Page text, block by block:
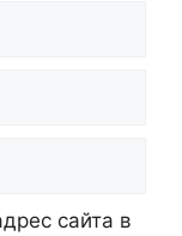
сайта в